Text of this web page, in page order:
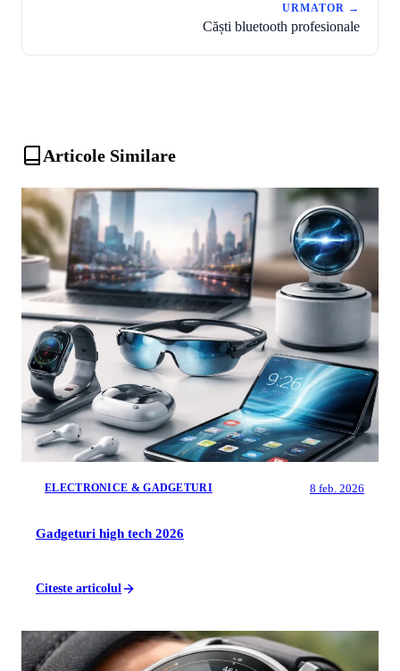
URMATOR →
Căști bluetooth profesionale
Articole Similare
ELECTRONICE & GADGETURI 8 feb. 2026
Gadgeturi high tech 2026
Citeste articolul